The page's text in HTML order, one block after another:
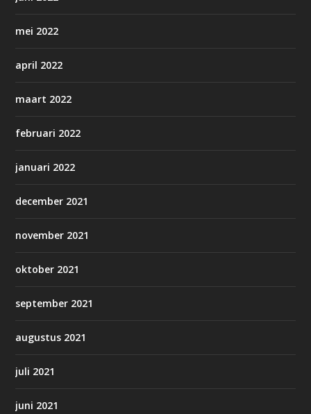
mei 2022
april 2022
maart 2022
februari 2022
januari 2022
december 2021
november 2021
oktober 2021
september 2021
augustus 2021
juli 2021
juni 2021